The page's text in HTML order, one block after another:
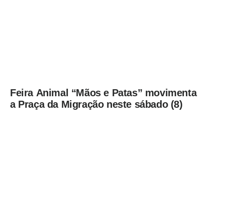
Feira Animal “Mãos e Patas” movimenta
a Praça da Migração neste sábado (8)